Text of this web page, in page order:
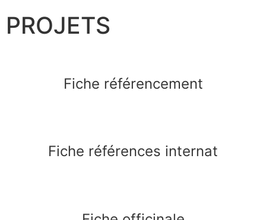
PROJETS
Fiche référencement
Fiche références internat